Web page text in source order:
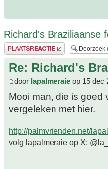
Richard's Braziliaanse
Plaats een reactie
Re: Richard's
door lapalmeraie op 15 dec
Mooi man, die is goed
vergeleken met hier.
http://palmvrienden.net/
volg lapalmeraie op X: